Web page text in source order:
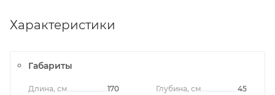
Характеристики
Габариты
Длина, см 170 Глубина, см 45